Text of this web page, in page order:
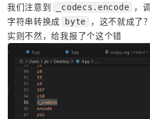
我们注意到
_codecs.encode
，
字符串转换成
byte
，这不就成了？
实则不然，给我报了个这个错